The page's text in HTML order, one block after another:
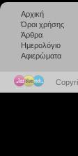
Αρχική
Όροι χρήσης
Άρθρα
Ημερολόγιο
Αφιερώματα